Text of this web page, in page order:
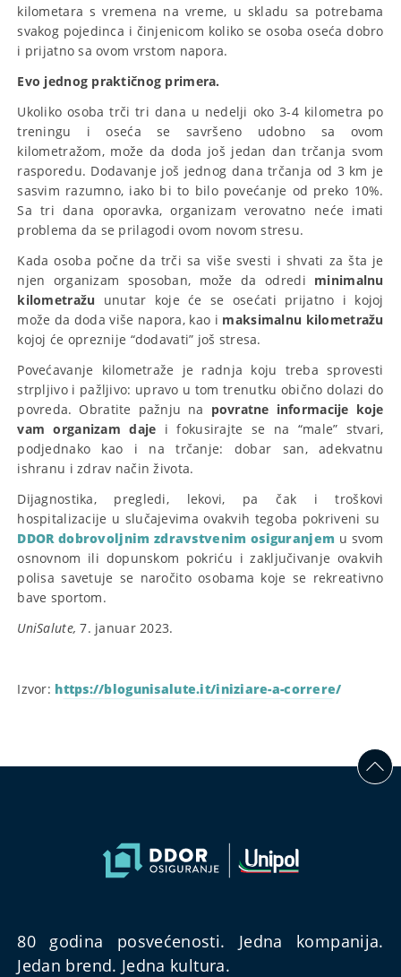
kilometara s vremena na vreme, u skladu sa potrebama
svakog pojedinca i činjenicom koliko se osoba oseća dobro
i prijatno sa ovom vrstom napora.
Evo jednog praktičnog primera.
Ukoliko osoba trči tri dana u nedelji oko 3-4 kilometra po
treningu i oseća se savršeno udobno sa ovom
kilometražom, može da doda još jedan dan trčanja svom
rasporedu. Dodavanje još jednog dana trčanja od 3 km je
sasvim razumno, iako bi to bilo povećanje od preko 10%.
Sa tri dana oporavka, organizam verovatno neće imati
problema da se prilagodi ovom novom stresu.
Kada osoba počne da trči sa više svesti i shvati za šta je
njen organizam sposoban, može da odredi minimalnu
kilometražu unutar koje će se osećati prijatno i kojoj
može da doda više napora, kao i maksimalnu kilometražu
kojoj će opreznije “dodavati” još stresa.
Povećavanje kilometraže je radnja koju treba sprovesti
strpljivo i pažljivo: upravo u tom trenutku obično dolazi do
povreda. Obratite pažnju na povratne informacije koje
vam organizam daje i fokusirajte se na “male” stvari,
podjednako kao i na trčanje: dobar san, adekvatnu
ishranu i zdrav način života.
Dijagnostika, pregledi, lekovi, pa čak i troškovi
hospitalizacije u slučajevima ovakvih tegoba pokriveni su
DDOR dobrovoljnim zdravstvenim osiguranjem u svom
osnovnom ili dopunskom pokriću i zaključivanje ovakvih
polisa savetuje se naročito osobama koje se rekreativno
bave sportom.
UniSalute,7. januar 2023.
Izvor: https://blogunisalute.it/iniziare-a-correre/
80 godina posvećenosti. Jedna kompanija.
Jedan brend. Jedna kultura.